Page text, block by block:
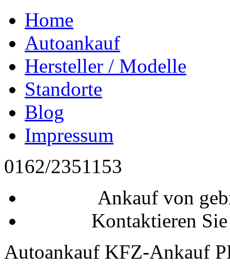
Home
Autoankauf
Hersteller / Modelle
Standorte
Blog
Impressum
0162/2351153
Ankauf von
Kontaktieren
Autoankauf KFZ-Ankauf